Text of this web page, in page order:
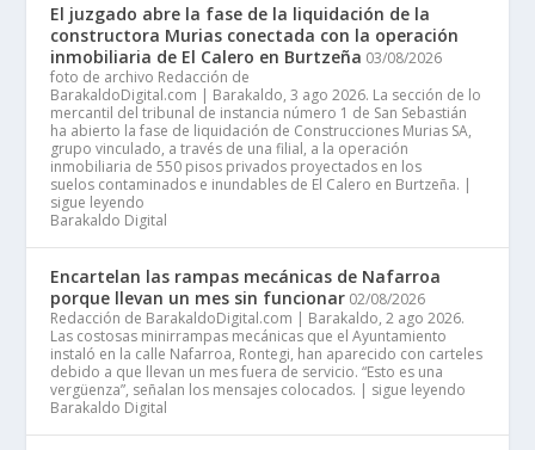
El juzgado abre la fase de la liquidación de la
constructora Murias conectada con la operación
inmobiliaria de El Calero en Burtzeña 03/08/2026
foto de archivo Redacción de
BarakaldoDigital.com | Barakaldo, 3 ago 2026. La sección de lo
mercantil del tribunal de instancia número 1 de San Sebastián
ha abierto la fase de liquidación de Construcciones Murias SA,
grupo vinculado, a través de una filial, a la operación
inmobiliaria de 550 pisos privados proyectados en los
suelos contaminados e inundables de El Calero en Burtzeña. |
sigue leyendo
Barakaldo Digital
Encartelan las rampas mecánicas de Nafarroa
porque llevan un mes sin funcionar 02/08/2026
Redacción de BarakaldoDigital.com | Barakaldo, 2 ago 2026.
Las costosas minirrampas mecánicas que el Ayuntamiento
instaló en la calle Nafarroa, Rontegi, han aparecido con carteles
debido a que llevan un mes fuera de servicio. “Esto es una
vergüenza”, señalan los mensajes colocados. | sigue leyendo
Barakaldo Digital